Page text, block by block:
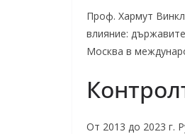
Проф. Хармут
влияние:
Москва в
От 2013 до 2023 г.